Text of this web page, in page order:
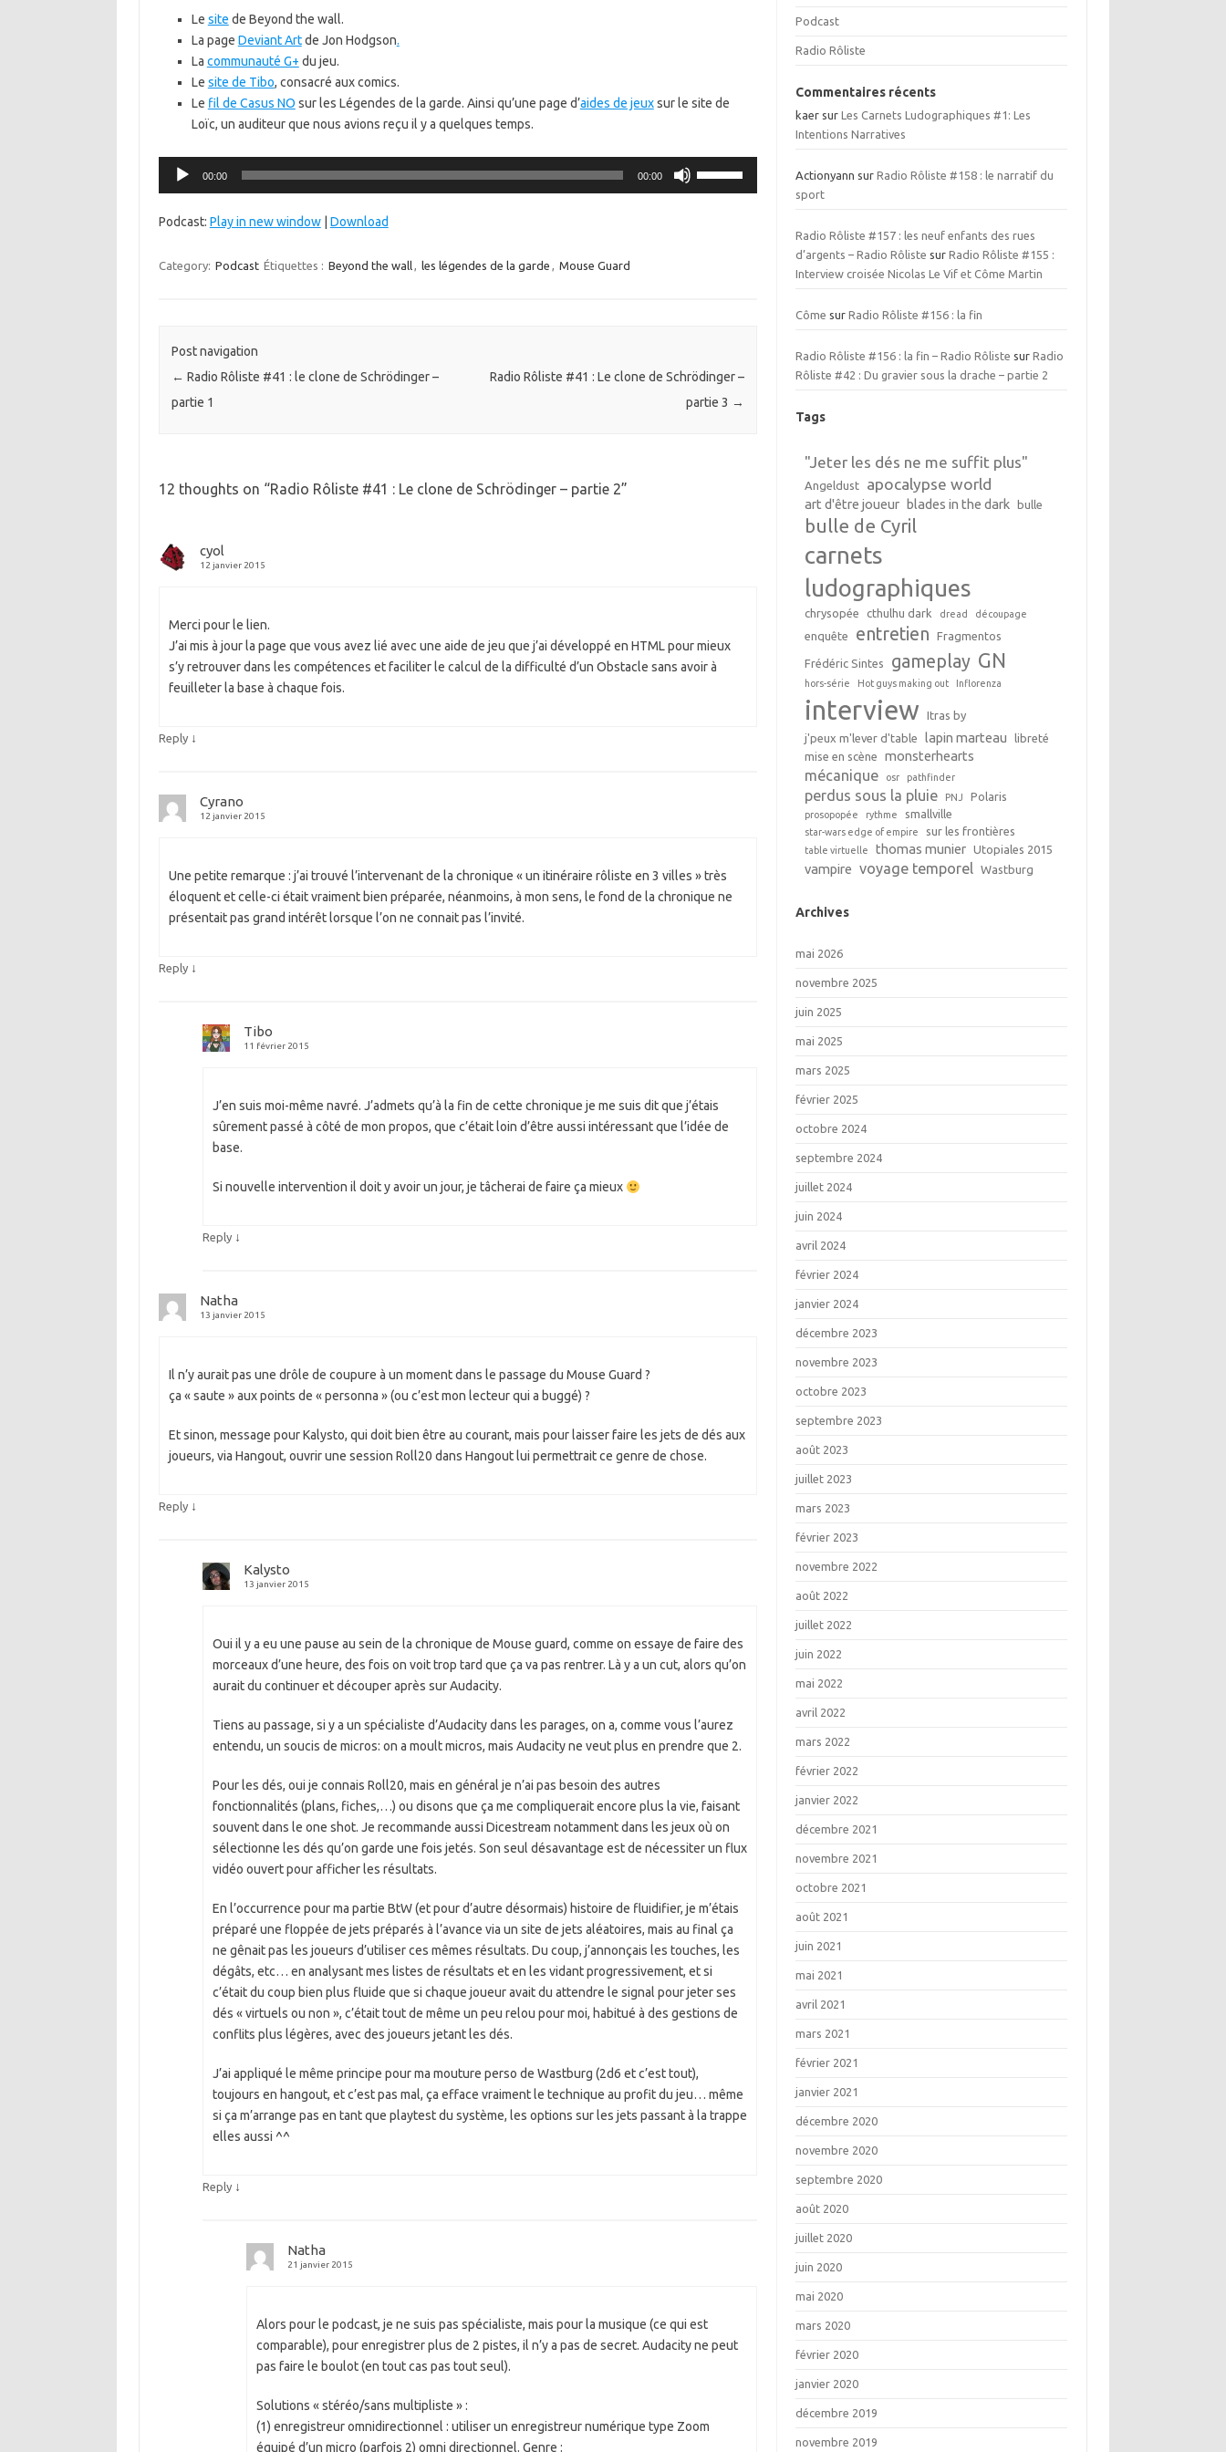
Le site de Beyond the wall.
La page Deviant Artde Jon Hodgson.
La communauté G+ du jeu.
Le site de Tibo, consacré aux comics.
Le fil de Casus NO sur les Légendes de la garde. Ainsi qu’une page d’aides de jeuxsur le site de
Loïc, un auditeur que nous avions reçu il y a quelques temps.
Lecteur
00:00 00:00
Podcast: Play in new window| Download
Category: Podcast Étiquettes : Beyond the wall, les légendes de la garde , Mouse Guard
Post navigation
← Radio Rôliste #41 : le clone de Schrödinger –
partie 1
Radio Rôliste #41 : Le clone de Schrödinger –
partie 3 →
12 thoughts on “Radio Rôliste #41 : Le clone de Schrödinger – partie 2”
cyol
12 janvier 2015
Merci pour le lien.
J’ai mis à jour la page que vous avez lié avec une aide de jeu que j’ai développé en HTML pour mieux
s’y retrouver dans les compétences et faciliter le calcul de la difficulté d’un Obstacle sans avoir à
feuilleter la base à chaque fois.
Reply ↓
Cyrano
12 janvier 2015
Une petite remarque : j’ai trouvé l’intervenant de la chronique « un itinéraire rôliste en 3 villes » très
éloquent et celle-ci était vraiment bien préparée, néanmoins, à mon sens, le fond de la chronique ne
présentait pas grand intérêt lorsque l’on ne connait pas l’invité.
Reply ↓
Tibo
11 février 2015
J’en suis moi-même navré. J’admets qu’à la fin de cette chronique je me suis dit que j’étais
sûrement passé à côté de mon propos, que c’était loin d’être aussi intéressant que l’idée de
base.
Si nouvelle intervention il doit y avoir un jour, je tâcherai de faire ça mieux
Reply ↓
Natha
13 janvier 2015
Il n’y aurait pas une drôle de coupure à un moment dans le passage du Mouse Guard ?
ça « saute » aux points de « personna » (ou c’est mon lecteur qui a buggé) ?
Et sinon, message pour Kalysto, qui doit bien être au courant, mais pour laisser faire les jets de dés aux
joueurs, via Hangout, ouvrir une session Roll20 dans Hangout lui permettrait ce genre de chose.
Reply ↓
Kalysto
13 janvier 2015
Oui il y a eu une pause au sein de la chronique de Mouse guard, comme on essaye de faire des
morceaux d’une heure, des fois on voit trop tard que ça va pas rentrer. Là y a un cut, alors qu’on
aurait du continuer et découper après sur Audacity.
Tiens au passage, si y a un spécialiste d’Audacity dans les parages, on a, comme vous l’aurez
entendu, un soucis de micros: on a moult micros, mais Audacity ne veut plus en prendre que 2.
Pour les dés, oui je connais Roll20, mais en général je n’ai pas besoin des autres
fonctionnalités (plans, fiches,…) ou disons que ça me compliquerait encore plus la vie, faisant
souvent dans le one shot. Je recommande aussi Dicestream notamment dans les jeux où on
sélectionne les dés qu’on garde une fois jetés. Son seul désavantage est de nécessiter un flux
vidéo ouvert pour afficher les résultats.
En l’occurrence pour ma partie BtW (et pour d’autre désormais) histoire de fluidifier, je m’étais
préparé une floppée de jets préparés à l’avance via un site de jets aléatoires, mais au final ça
ne gênait pas les joueurs d’utiliser ces mêmes résultats. Du coup, j’annonçais les touches, les
dégâts, etc… en analysant mes listes de résultats et en les vidant progressivement, et si
c’était du coup bien plus fluide que si chaque joueur avait du attendre le signal pour jeter ses
dés « virtuels ou non », c’était tout de même un peu relou pour moi, habitué à des gestions de
conflits plus légères, avec des joueurs jetant les dés.
J’ai appliqué le même principe pour ma mouture perso de Wastburg (2d6 et c’est tout),
toujours en hangout, et c’est pas mal, ça efface vraiment le technique au profit du jeu… même
si ça m’arrange pas en tant que playtest du système, les options sur les jets passant à la trappe
elles aussi ^^
Reply ↓
Natha
21 janvier 2015
Alors pour le podcast, je ne suis pas spécialiste, mais pour la musique (ce qui est
comparable), pour enregistrer plus de 2 pistes, il n’y a pas de secret. Audacity ne peut
pas faire le boulot (en tout cas pas tout seul).
Solutions « stéréo/sans multipliste » :
(1) enregistreur omnidirectionnel : utiliser un enregistreur numérique type Zoom
équipé d’un micro (parfois 2) omni directionnel. Genre :
Podcast
Radio Rôliste
Commentaires récents
kaer surLes Carnets Ludographiques #1: Les
Intentions Narratives
Actionyann surRadio Rôliste #158 : le narratif du
sport
Radio Rôliste #157 : les neuf enfants des rues
d’argents – Radio Rôliste surRadio Rôliste #155 :
Interview croisée Nicolas Le Vif et Côme Martin
Côme surRadio Rôliste #156 : la fin
Radio Rôliste #156 : la fin – Radio Rôliste surRadio
Rôliste #42 : Du gravier sous la drache – partie 2
Tags
"Jeter les dés ne me suffit plus"
Angeldust apocalypse world
art d'être joueur blades in the dark bulle
bulle de Cyril
carnets
ludographiques
chrysopée cthulhu dark dread découpage
enquête entretien Fragmentos
Frédéric Sintes gameplay GN
hors-série Hot guys making out Inflorenza
interview
Itras by
j'peux m'lever d'table
lapin marteau
libreté
mise en scène
monsterhearts
mécanique osr pathfinder
perdus sous la pluie PNJ Polaris
prosopopée rythme smallville
star-wars edge of empire sur les frontières
table virtuelle thomas munier Utopiales 2015
vampire voyage temporel Wastburg
Archives
mai 2026
novembre 2025
juin 2025
mai 2025
mars 2025
février 2025
octobre 2024
septembre 2024
juillet 2024
juin 2024
avril 2024
février 2024
janvier 2024
décembre 2023
novembre 2023
octobre 2023
septembre 2023
août 2023
juillet 2023
mars 2023
février 2023
novembre 2022
août 2022
juillet 2022
juin 2022
mai 2022
avril 2022
mars 2022
février 2022
janvier 2022
décembre 2021
novembre 2021
octobre 2021
août 2021
juin 2021
mai 2021
avril 2021
mars 2021
février 2021
janvier 2021
décembre 2020
novembre 2020
septembre 2020
août 2020
juillet 2020
juin 2020
mai 2020
mars 2020
février 2020
janvier 2020
décembre 2019
novembre 2019